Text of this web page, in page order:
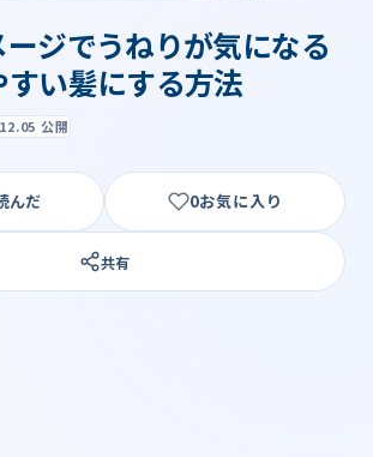
ジでうねりが気になる
い髪にする方法
公開
んだ 0
共有